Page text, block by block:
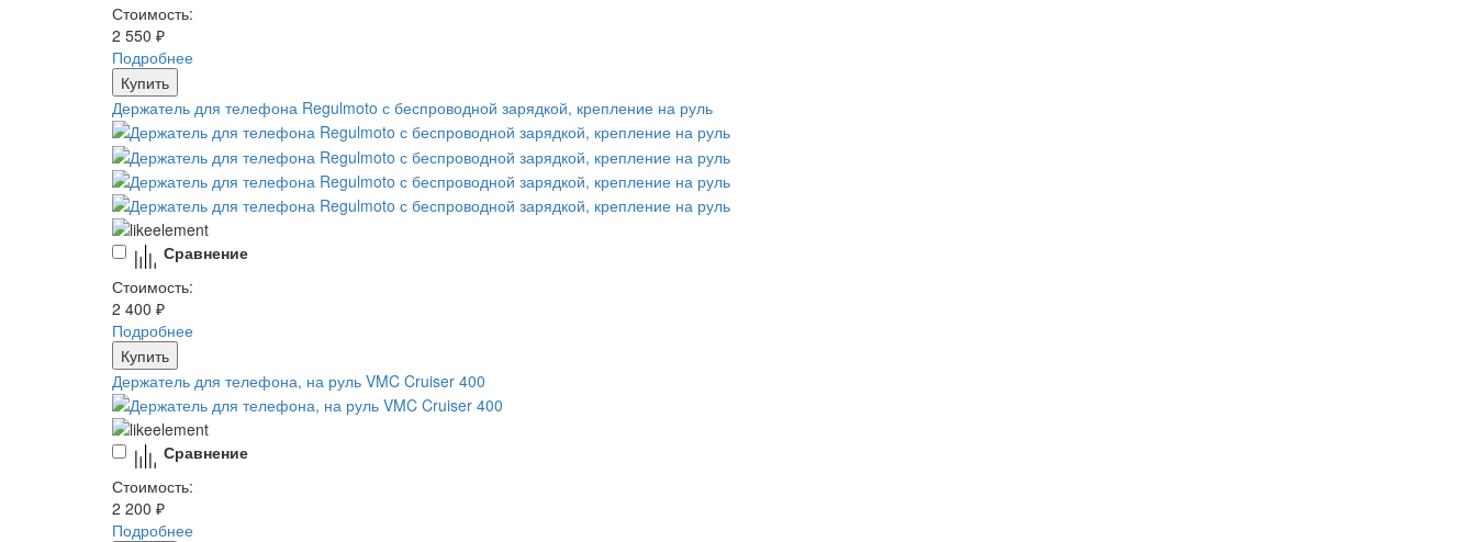
Стоимость:
2 550 ₽
Подробнее
Купить
Держатель для телефона Regulmoto с беспроводной зарядкой, крепление на руль
Сравнение
Стоимость:
2 400 ₽
Подробнее
Купить
Держатель для телефона, на руль VMC Cruiser 400
Сравнение
Стоимость:
2 200 ₽
Подробнее